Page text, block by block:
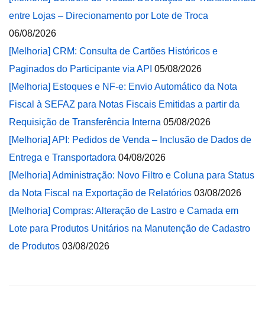
entre Lojas – Direcionamento por Lote de Troca
06/08/2026
[Melhoria] CRM: Consulta de Cartões Históricos e
Paginados do Participante via API 05/08/2026
[Melhoria] Estoques e NF-e: Envio Automático da Nota
Fiscal à SEFAZ para Notas Fiscais Emitidas a partir da
Requisição de Transferência Interna 05/08/2026
[Melhoria] API: Pedidos de Venda – Inclusão de Dados de
Entrega e Transportadora 04/08/2026
[Melhoria] Administração: Novo Filtro e Coluna para Status
da Nota Fiscal na Exportação de Relatórios 03/08/2026
[Melhoria] Compras: Alteração de Lastro e Camada em
Lote para Produtos Unitários na Manutenção de Cadastro
de Produtos 03/08/2026